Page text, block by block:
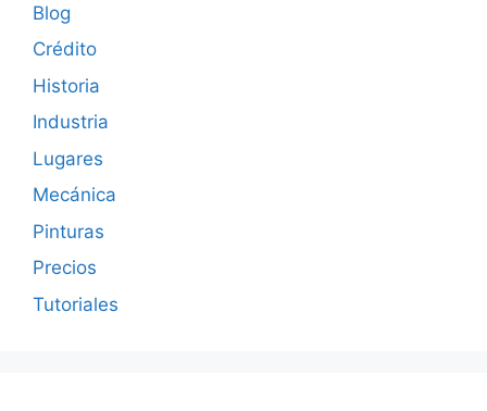
Blog
Crédito
Historia
Industria
Lugares
Mecánica
Pinturas
Precios
Tutoriales